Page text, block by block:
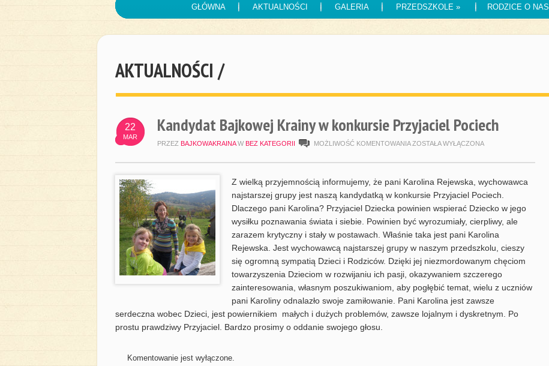
GŁÓWNA AKTUALNOŚCI GALERIA PRZEDSZKOLE» RODZICE O NAS
AKTUALNOŚCI /
22
MAR
Kandydat Bajkowej Krainy w konkursie Przyjaciel Pociech
PRZEZ BAJKOWAKRAINA W BEZ KATEGORII MOŻLIWOŚĆ KOMENTOWANIA KANDYDAT
W
KONKURSIE
PRZYJACIEL
ZOSTAŁA WYŁĄCZONA
Z wielką przyjemnością informujemy, że pani Karolina Rejewska, wychowawca
najstarszej grupy jest naszą kandydatką w konkursie Przyjaciel Pociech.
Dlaczego pani Karolina? Przyjaciel Dziecka powinien wspierać Dziecko w jego
wysiłku poznawania świata i siebie. Powinien być wyrozumiały, cierpliwy, ale
zarazem krytyczny i stały w postawach. Właśnie taka jest pani Karolina
Rejewska. Jest wychowawcą najstarszej grupy w naszym przedszkolu, cieszy
się ogromną sympatią Dzieci i Rodziców. Dzięki jej niezmordowanym chęciom
towarzyszenia Dzieciom w rozwijaniu ich pasji, okazywaniem szczerego
zainteresowania, własnym poszukiwaniom, aby pogłębić temat, wielu z uczniów
pani Karoliny odnalazło swoje zamiłowanie. Pani Karolina jest zawsze
serdeczna wobec Dzieci, jest powiernikiem małych i dużych problemów, zawsze lojalnym i dyskretnym. Po
prostu prawdziwy Przyjaciel. Bardzo prosimy o oddanie swojego głosu.
Komentowanie jest wyłączone.